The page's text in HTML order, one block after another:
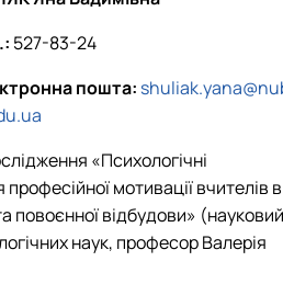
527-83-24
пошта:
«Психологічні
мотивації вчителів в
повоєнної відбудови» (науковий
наук, професор Валерія